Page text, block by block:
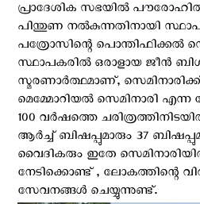
പ്രാദേശിക സഭയിൽ
പിന്തുണ നൽകുന്നതിനായി
പത്രോസിന്റെ പൊന്തിഫിക്കൽ
സ്ഥാപകരിൽ ഒരാളായ ജീൻ
സ്മരണാർത്ഥമാണ്,
മെമ്മോറിയൽ സെമിനാരി എന്ന
100 വർഷത്തെ
ആർച്ച് ബിഷപ്പുമാരും 37
വൈദികരും ഇതേ
നേടിക്കൊണ്ട് , ലോകത്തിന്റെ
സേവനങ്ങൾ ചെയ്യുന്നുണ്ട്.